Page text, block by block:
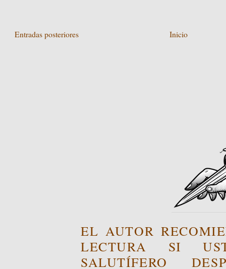
Entradas posteriores Inicio
EL AUTOR
LECTURA SI
SALUTÍFERO